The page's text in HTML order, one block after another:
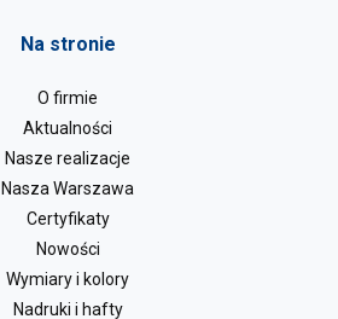
Na stronie
O firmie
Aktualności
Nasze realizacje
Nasza Warszawa
Certyfikaty
Nowości
Wymiary i kolory
Nadruki i hafty